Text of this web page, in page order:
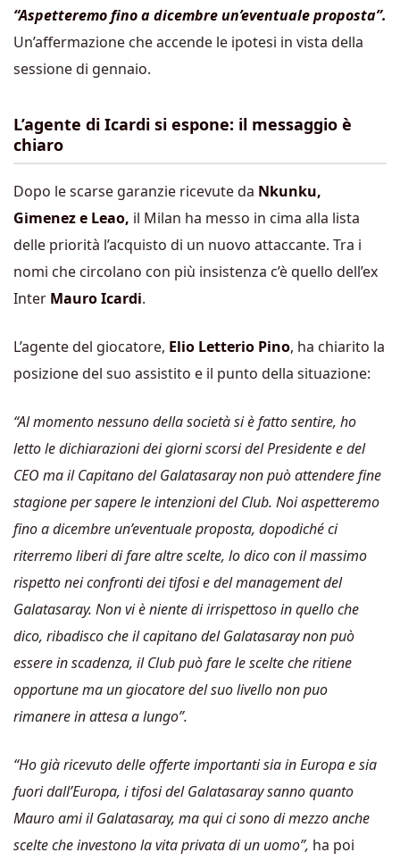
“Aspetteremo fino a dicembre un’eventuale proposta”.
Un’affermazione che accende le ipotesi in vista della
sessione di gennaio.
L’agente di Icardi si espone: il messaggio è
chiaro
Dopo le scarse garanzie ricevute da Nkunku,
Gimenez e Leao, il Milan ha messo in cima alla lista
delle priorità l’acquisto di un nuovo attaccante. Tra i
nomi che circolano con più insistenza c’èquello dell’ex
Inter MauroIcardi.
L’agente del giocatore, Elio Letterio Pino, ha chiarito la
posizione del suo assistito e il punto della situazione:
“Al momento nessuno della società si è fatto sentire, ho
letto le dichiarazioni dei giorni scorsi del Presidente e del
CEO ma il Capitano del Galatasaray non può attendere fine
stagione per sapere le intenzioni del Club. Noi aspetteremo
fino a dicembre un’eventuale proposta, dopodiché ci
riterremo liberi di fare altre scelte, lo dico con il massimo
rispetto nei confronti dei tifosi e del management del
Galatasaray. Non vi è niente di irrispettoso in quello che
dico, ribadisco che il capitano del Galatasaray non può
essere in scadenza, il Club può fare le scelte che ritiene
opportune ma un giocatore del suo livello non puo
rimanere in attesa a lungo”.
“Ho già ricevuto delle offerte importanti sia in Europa e sia
fuori dall’Europa, i tifosi del Galatasaray sanno quanto
Mauro ami il Galatasaray, ma qui ci sono di mezzo anche
scelte che investono la vita privata di un uomo”, ha poi